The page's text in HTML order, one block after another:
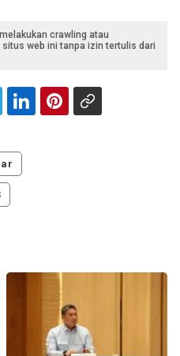
crawling atau
web ini tanpa izin tertulis dari